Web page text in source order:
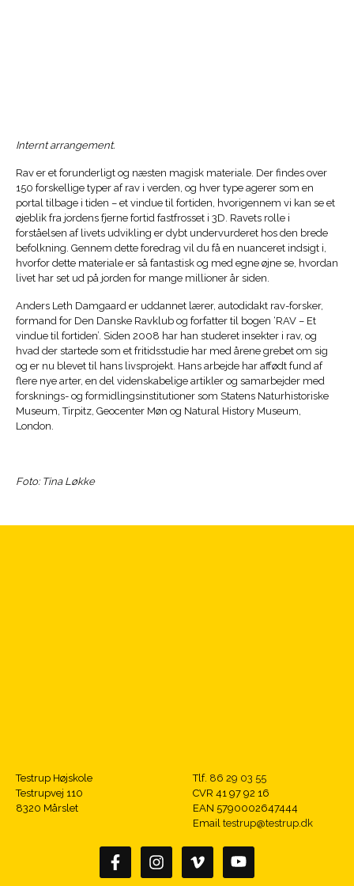
Internt arrangement.
Rav er et forunderligt og næsten magisk materiale. Der findes over
150 forskellige typer af rav i verden, og hver type agerer som en
portal tilbage i tiden – et vindue til fortiden, hvorigennem vi kan se et
øjeblik fra jordens fjerne fortid fastfrosset i 3D. Ravets rolle i
forståelsen af livets udvikling er dybt undervurderet hos den brede
befolkning. Gennem dette foredrag vil du få en nuanceret indsigt i,
hvorfor dette materiale er så fantastisk og med egne øjne se, hvordan
livet har set ud på jorden for mange millioner år siden.
Anders Leth Damgaard er uddannet lærer, autodidakt rav-forsker,
formand for Den Danske Ravklub og forfatter til bogen ‘RAV – Et
vindue til fortiden’. Siden 2008 har han studeret insekter i rav, og
hvad der startede som et fritidsstudie har med årene grebet om sig
og er nu blevet til hans livsprojekt. Hans arbejde har affødt fund af
flere nye arter, en del videnskabelige artikler og samarbejder med
forsknings- og formidlingsinstitutioner som Statens Naturhistoriske
Museum, Tirpitz, Geocenter Møn og Natural History Museum,
London.
Foto: Tina Løkke
Testrup Højskole
Testrupvej 110
8320 Mårslet
Tlf. 86 29 03 55
CVR 41 97 92 16
EAN 5790002647444
Email testrup@testrup.dk